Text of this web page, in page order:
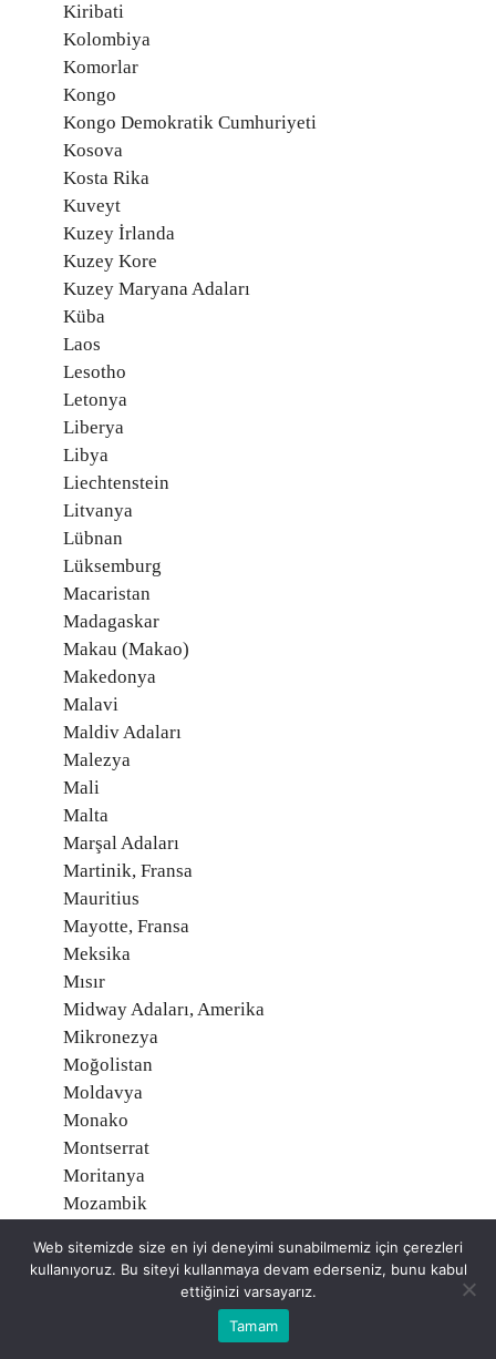
Kiribati
Kolombiya
Komorlar
Kongo
Kongo Demokratik Cumhuriyeti
Kosova
Kosta Rika
Kuveyt
Kuzey İrlanda
Kuzey Kore
Kuzey Maryana Adaları
Küba
Laos
Lesotho
Letonya
Liberya
Libya
Liechtenstein
Litvanya
Lübnan
Lüksemburg
Macaristan
Madagaskar
Makau (Makao)
Makedonya
Malavi
Maldiv Adaları
Malezya
Mali
Malta
Marşal Adaları
Martinik, Fransa
Mauritius
Mayotte, Fransa
Meksika
Mısır
Midway Adaları, Amerika
Mikronezya
Moğolistan
Moldavya
Monako
Montserrat
Moritanya
Mozambik
Nauru
Web sitemizde size en iyi deneyimi sunabilmemiz için çerezleri
kullanıyoruz. Bu siteyi kullanmaya devam ederseniz, bunu kabul
ettiğinizi varsayarız.
Tamam